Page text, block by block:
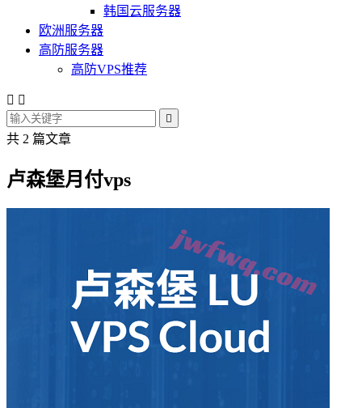
韩国云服务器
欧洲服务器
高防服务器
高防VPS推荐
 

共 2 篇文章
卢森堡月付vps